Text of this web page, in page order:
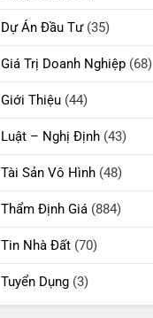
Dự Án Đầu Tư(35)
Giá Trị Doanh Nghiệp (68)
Giới Thiệu (44)
Luật – Nghị Định (43)
Tài Sản Vô Hình (48)
Thẩm Định Giá (884)
Tin Nhà Đất (70)
Tuyển Dụng (3)